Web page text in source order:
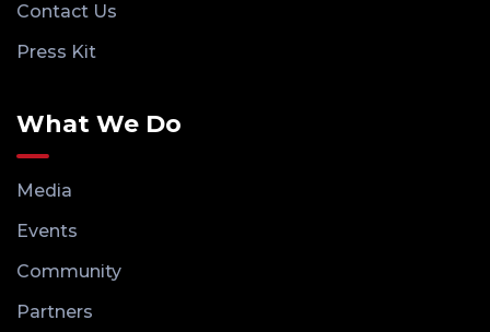
Contact Us
Press Kit
What We Do
Media
Events
Community
Partners